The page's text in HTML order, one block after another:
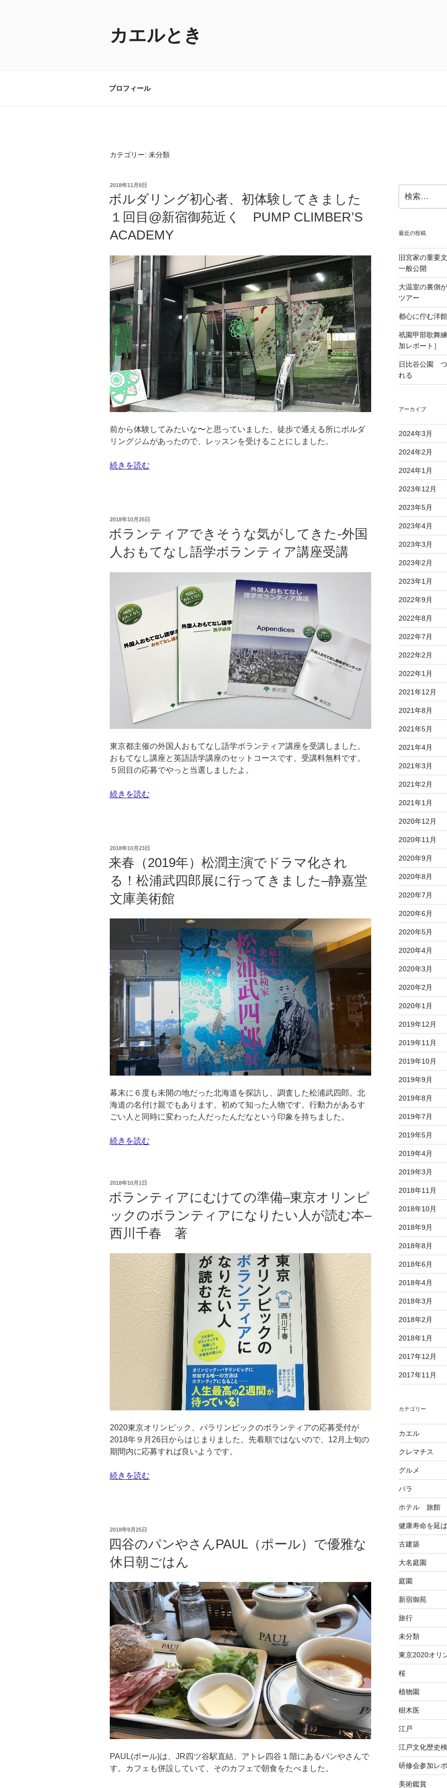
カエルとき
プロフィール
カテゴリー: 未分類
投
日:
2018年11月8日
ボルダリング初心者、初体験してきました
１回目@新宿御苑近く PUMP CLIMBER’S
ACADEMY
前から体験してみたいな〜と思っていました。徒歩で通える所にボルダ
リングジムがあったので、レッスンを受けることにしました。
“ボ
初
心
者、
初
し
て
新
宿
御
苑
近
PUMP
続きを読む
投
日:
2018年10月25日
ボランティアできそうな気がしてきた-外国
人おもてなし語学ボランティア講座受講
東京都主催の外国人おもてなし語学ボランティア講座を受講しました。
おもてなし講座と英語語学講座のセットコースです。受講料無料です。
５回目の応募でやっと当選しましたよ。
“ボ
で
き
そ
う
し
て
き
た-
外
国
人
お
も
て
な
語
学
ボ
ン
座
受
の
続きを読む
投
日:
2018年10月23日
来春（2019年）松潤主演でドラマ化され
る！松浦武四郎展に行ってきました–静嘉堂
文庫美術館
幕末に６度も未開の地だった北海道を探訪し、調査した松浦武四郎。北
海道の名付け親でもあります。初めて知った人物です。行動力があるす
ごい人と同時に変わった人だったんだなという印象を持ちました。
“来
潤
主
演
で
ラ
マ
化
さ
れ
る！
松
浦
武
四
郎
っ
て
き
し
庫
美
術
館”
の
続きを読む
投
日:
2018年10月1日
ボランティアにむけての準備–東京オリンピ
ックのボランティアになりたい人が読む本–
西川千春 著
2020東京オリンピック、パラリンピックのボランティアの応募受付が
2018年９月26日からはじまりました。先着順ではないので、12月上旬の
期間内に応募すれば良いようです。
“ボ
に
む
け
て
の
準
東
京
オ
リ
ン
ピ
ッ
ク
の
ボ
テ
続きを読む
投
日:
2018年9月25日
四谷のパンやさんPAUL（ポール）で優雅な
休日朝ごはん
PAUL(ポール)は、JR四ツ谷駅直結、アトレ四谷１階にあるパンやさんで
す。カフェも併設していて、そのカフェで朝食をたべました。
索:
最近の投稿
旧宮家の重
一般公開
大温室の裏側
ツアー
都心に佇む洋
祇園甲部歌舞
加レポート］
日比谷公園
れる
アーカイブ
2024年3月
2024年2月
2024年1月
2023年12月
2023年5月
2023年4月
2023年3月
2023年2月
2023年1月
2022年9月
2022年8月
2022年7月
2022年2月
2022年1月
2021年12月
2021年8月
2021年5月
2021年4月
2021年3月
2021年2月
2021年1月
2020年12月
2020年11月
2020年9月
2020年8月
2020年7月
2020年6月
2020年5月
2020年4月
2020年3月
2020年2月
2020年1月
2019年12月
2019年11月
2019年10月
2019年9月
2019年8月
2019年7月
2019年5月
2019年4月
2019年3月
2018年11月
2018年10月
2018年9月
2018年8月
2018年6月
2018年4月
2018年3月
2018年2月
2018年1月
2017年12月
2017年11月
カテゴリー
カエル
クレマチス
グルメ
バラ
ホテル 旅館
健康寿命を延
古建築
大名庭園
庭園
新宿御苑
旅行
未分類
東京2020オリ
桜
植物園
樹木医
江戸
江戸文化歴史
研修会参加レ
美術鑑賞